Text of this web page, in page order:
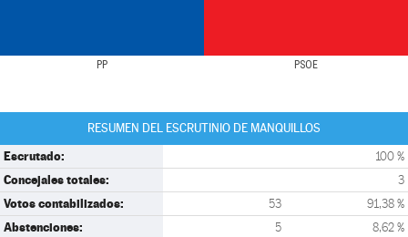
PP PSOE
RESUMEN DEL ESCRUTINIO DE MANQUILLOS
Escrutado: 100 %
Concejales totales: 3
Votos contabilizados: 53 91,38 %
Abstenciones: 5 8,62 %